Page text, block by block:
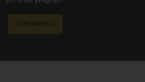
CONTATTACI